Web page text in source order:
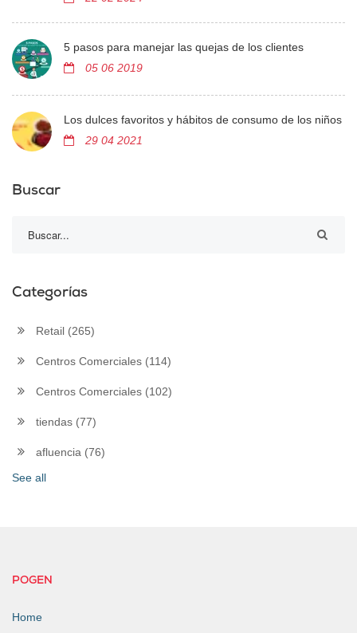
5 pasos para manejar las quejas de los clientes
05 06 2019
Los dulces favoritos y hábitos de consumo de los niños
29 04 2021
Buscar
Categorías
Retail (265)
Centros Comerciales (114)
Centros Comerciales (102)
tiendas (77)
afluencia (76)
See all
POGEN
Home